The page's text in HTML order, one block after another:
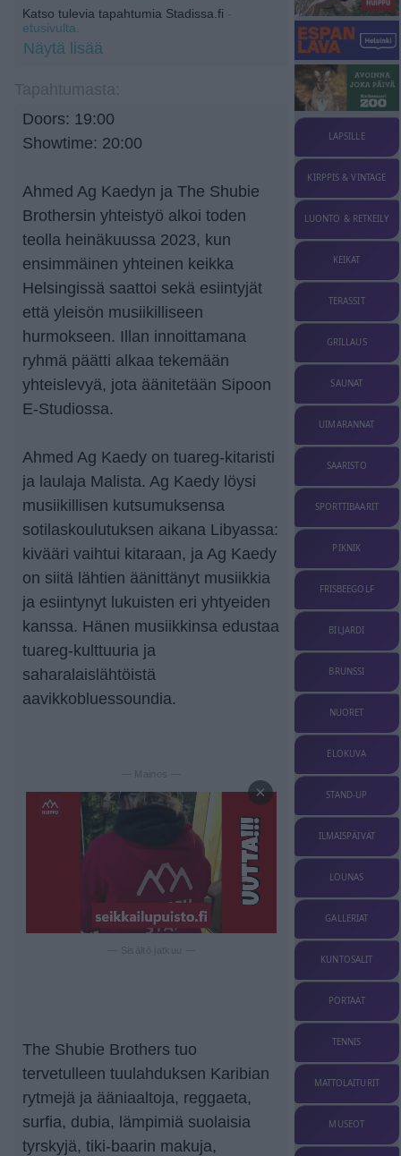
Katso tulevia tapahtumia Stadissa.fi -
etusivulta.
Näytä lisää
Doors: 19:00
Showtime: 20:00
Ahmed Ag Kaedyn ja The Shubie
Brothersin yhteistyö alkoi toden
teolla heinäkuussa 2023, kun
ensimmäinen yhteinen keikka
Helsingissä saattoi sekä esiintyjät
että yleisön musiikilliseen
hurmokseen. Illan innoittamana
ryhmä päätti alkaa tekemään
yhteislevyä, jota äänitetään Sipoon
E-Studiossa.
Ahmed Ag Kaedy on tuareg-kitaristi
ja laulaja Malista. Ag Kaedy löysi
musiikillisen kutsumuksensa
sotilaskoulutuksen aikana Libyassa:
kivääri vaihtui kitaraan, ja Ag Kaedy
on siitä lähtien äänittänyt musiikkia
ja esiintynyt lukuisten eri yhtyeiden
kanssa. Hänen musiikkinsa edustaa
tuareg-kulttuuria ja
saharalaislähtöistä
aavikkobluessoundia.
— Mainos —
×
The Shubie Brothers tuo
tervetulleen tuulahduksen Karibian
rytmejä ja ääniaaltoja, reggaeta,
surfia, dubia, lämpimiä suolaisia
tyrskyjä, tiki-baarin makuja,
LAPSILLE
KIRPPIS & VINTAGE
LUONTO & RETKEILY
KEIKAT
TERASSIT
GRILLAUS
SAUNAT
UIMARANNAT
SAARISTO
SPORTTIBAARIT
PIKNIK
FRISBEEGOLF
BILJARDI
BRUNSSI
NUORET
ELOKUVA
STAND-UP
ILMAISPÄIVÄT
LOUNAS
GALLERIAT
KUNTOSALIT
PORTAAT
TENNIS
MATTOLAITURIT
MUSEOT